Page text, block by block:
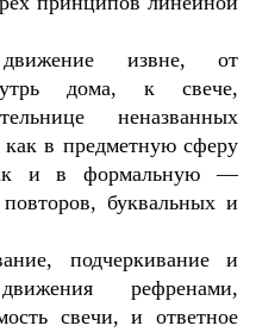
движение извне, от
дома, к свече,
неназванных
в предметную сферу
и в формальную —
буквальных и
подчеркивание и
рефренами,
свечи, и ответное